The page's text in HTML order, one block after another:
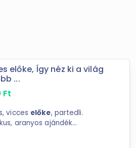
előke, Így néz ki a világ
...
Ft
vicces előke, partedli.
aranyos ajándék